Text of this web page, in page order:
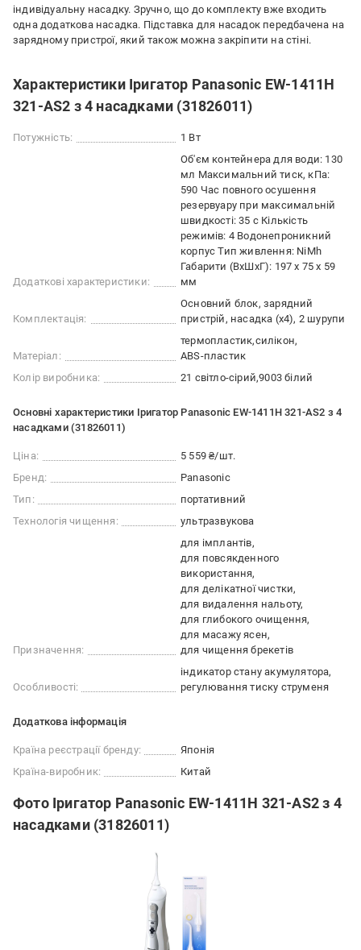
індивідуальну насадку. Зручно, що до комплекту вже входить
одна додаткова насадка. Підставка для насадок передбачена на
зарядному пристрої, який також можна закріпити на стіні.
Характеристики Іригатор Panasonic EW-1411H
321-AS2 з 4 насадками (31826011)
Потужність: 1 Вт
Додаткові характеристики:
Об'єм контейнера для води: 130
мл Максимальний тиск, кПа:
590 Час повного осушення
резервуару при максимальній
швидкості: 35 с Кількість
режимів: 4 Водонепроникний
корпус Тип живлення: NiMh
Габарити (ВхШхГ): 197 х 75 х 59
мм
Комплектація:
Основний блок, зарядний
пристрій, насадка (x4), 2 шурупи
Матеріал:
термопластик силікон
ABS-пластик
Колір виробника:
21 світло-сірий 9003 білий
Основні характеристики Іригатор Panasonic EW-1411H 321-AS2 з 4
насадками (31826011)
Ціна:
5 559 ₴/шт.
Бренд:
Panasonic
Тип:
портативний
Технологія чищення:
ультразвукова
Призначення:
для імплантів
для повсякденного
використання
для делікатної чистки
для видалення нальоту
для глибокого очищення
для масажу ясен
для чищення брекетів
Особливості:
індикатор стану акумулятора
регулювання тиску струменя
Додаткова інформація
Країна реєстрації бренду:
Японія
Країна-виробник:
Китай
Фото Іригатор Panasonic EW-1411H 321-AS2 з 4
насадками (31826011)